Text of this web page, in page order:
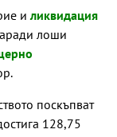
иликвидация
лоши
поскъпват
128,75